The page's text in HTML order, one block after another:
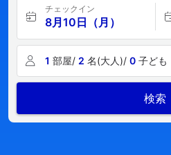
チェックイン
8月10日（月）
1 部屋/ 2 名(大人)/ 0 子ども
検索